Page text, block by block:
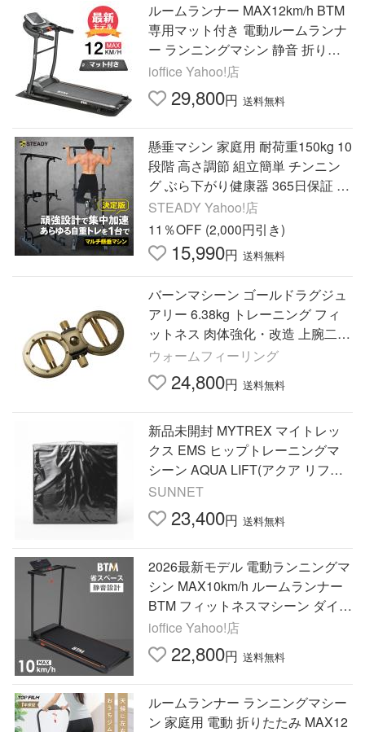
ルームランナー MAX12km/h BTM
専用マット付き 電動ルームランナ
ー ランニングマシン 静音 折りた
たみ 家庭用 1年保証
ioffice Yahoo!店
29,800円 送料無料
懸垂マシン 家庭用 耐荷重150kg 10
段階 高さ調節 組立簡単 チンニン
グ ぶら下がり健康器 365日保証 S
TEADY ST115
STEADY Yahoo!店
11％OFF (2,000円引き)
15,990円 送料無料
バーンマシーン ゴールドラグジュ
アリー 6.38kg トレーニング フィ
ットネス 肉体強化・改造 上腕二頭
筋 上腕三頭筋 コアストレングス
胸 肩 背中 バーンマシン
ウォームフィーリング
24,800円 送料無料
新品未開封 MYTREX マイトレッ
クス EMS ヒップトレーニングマ
シーン AQUA LIFT(アクア リフト)
MT-AL22B
SUNNET
23,400円 送料無料
2026最新モデル 電動ランニングマ
シン MAX10km/h ルームランナー
BTM フィットネスマシーン ダイエ
ット器具 有酸素運動 静音 薄型
ioffice Yahoo!店
22,800円 送料無料
ルームランナー ランニングマシー
ン 家庭用 電動 折りたたみ MAX12